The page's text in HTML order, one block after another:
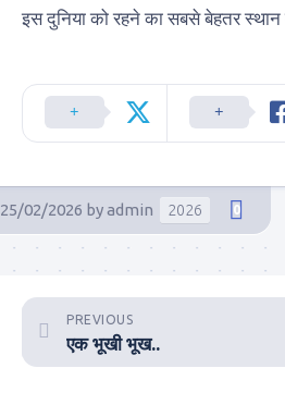
इस दुनिया को रहने का सबसे बेहतर
25/02/2026 byadmin 2026 0
PREVIOUS
एक भूखी भूख..